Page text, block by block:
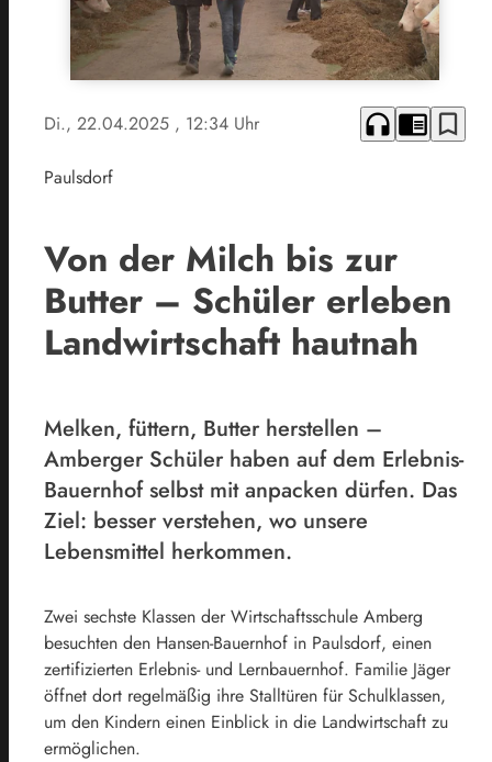
Di., 22.04.2025 , 12:34 Uhr headphones chrome_reader_mode bookmark_border
Paulsdorf
Von der Milch bis zur
Butter – Schüler erleben
Landwirtschaft hautnah
Melken, füttern, Butter herstellen –
Amberger Schüler haben auf dem Erlebnis-
Bauernhof selbst mit anpacken dürfen. Das
Ziel: besser verstehen, wo unsere
Lebensmittel herkommen.
Zwei sechste Klassen der Wirtschaftsschule Amberg
besuchten den Hansen-Bauernhof in Paulsdorf, einen
zertifizierten Erlebnis- und Lernbauernhof. Familie Jäger
öffnet dort regelmäßig ihre Stalltüren für Schulklassen,
um den Kindern einen Einblick in die Landwirtschaft zu
ermöglichen.